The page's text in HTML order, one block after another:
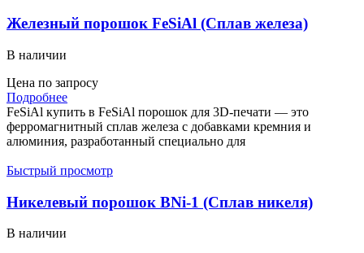
Железный порошок FeSiAl (Сплав железа)
В наличии
Цена по запросу
Подробнее
FeSiAl купить в FeSiAl порошок для 3D-печати — это
ферромагнитный сплав железа с добавками кремния и
алюминия, разработанный специально для
Быстрый просмотр
Никелевый порошок BNi-1 (Сплав никеля)
В наличии